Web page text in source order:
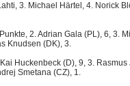
3. Michael Härtel, 4. Norick
2. Adrian Gala (PL), 6, 3.
Knudsen (DK), 3.
Huckenbeck (D), 9, 3.
Smetana (CZ), 1.